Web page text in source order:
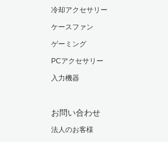
冷却アクセサリー
ケースファン
ゲーミング
PCアクセサリー
入力機器
お問い合わせ
法人のお客様